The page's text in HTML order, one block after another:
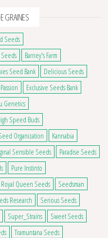
2 avis
GRAINES
Seeds
Barney's Farm
Seed Bank
Delicious Seeds
Exclusive Seeds Bank
Genetics
Speed Buds
Organization
Kannabia
Sensible Seeds
Paradise Seeds
Pure Instinto
Royal Queen Seeds
Seedsman
Research
Serious Seeds
Super_Strains
Sweet Seeds
Tramuntana Seeds